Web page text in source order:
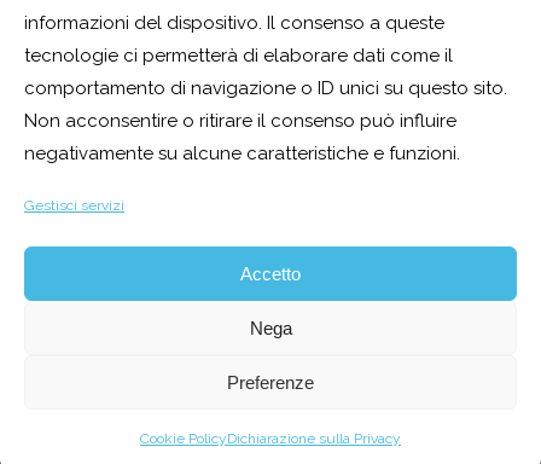
informazioni del dispositivo. Il consenso a queste
tecnologie ci permetterà di elaborare dati come il
comportamento di navigazione o ID unici su questo sito.
Non acconsentire o ritirare il consenso può influire
negativamente su alcune caratteristiche e funzioni.
Gestisci servizi
Accetto
Nega
Preferenze
Cookie PolicyDichiarazione sulla Privacy
©2026Lakes Lovers | Eventi sui laghi del nord Italia e sud
della Svizzera
Organizzazione eventi aziendali, team building e incentive,
Lago d’Orta e Lago di Lugano.
info@lakeslovers.net| Tel+39 328 48 85 721